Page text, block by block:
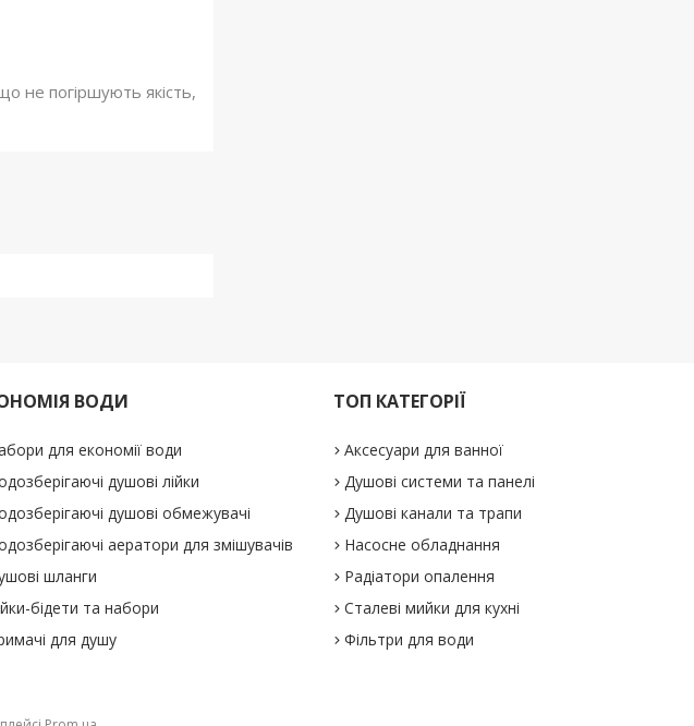
не погіршують якість,
ВОДИ
для економії води
душові лійки
душові обмежувачі
аератори для змішувачів
шланги
бідети та набори
для душу
ТОП КАТЕГОРІЇ
Аксесуари для ванної
Душові системи та панелі
Душові канали та трапи
Насосне обладнання
Радіатори опалення
Сталеві мийки для кухні
Фільтри для води